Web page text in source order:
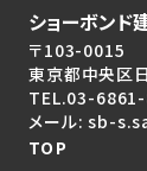
ショーボンド
〒103-0015
東京都中央区
TEL.03-
メール: sb-
TOP